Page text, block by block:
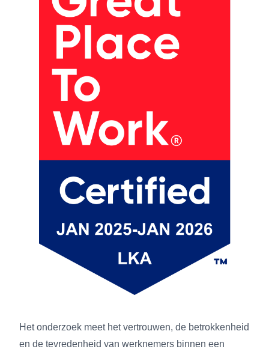
Het onderzoek meet het vertrouwen, de betrokkenheid
en de tevredenheid van werknemers binnen een